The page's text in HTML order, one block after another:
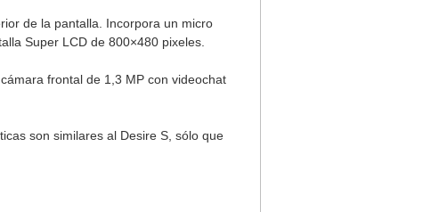
de la pantalla. Incorpora un micro
Super LCD de 800×480 pixeles.
frontal de 1,3 MP con videochat
son similares al Desire S, sólo que